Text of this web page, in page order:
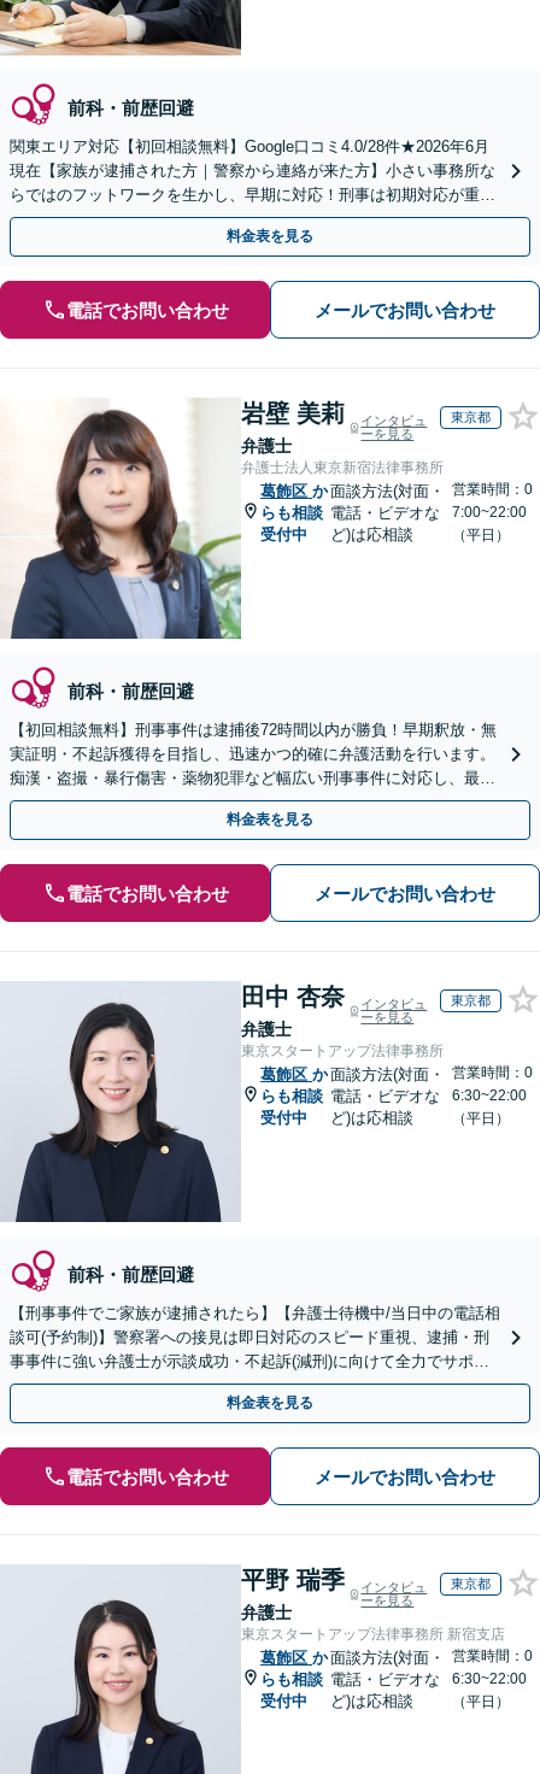
前科・前歴回避
関東エリア対応【初回相談無料】Google口コミ4.0/28件★2026年6月
現在【家族が逮捕された方｜警察から連絡が来た方】小さい事務所な
らではのフットワークを生かし、早期に対応！刑事は初期対応が重要
なため、早めに弁護士にご相談ください
料金表を見る
電話でお問い合わせ メールでお問い合わせ
岩壁 美莉
弁護士
インタビュ
ーを見る
東京都
弁護士法人東京新宿法律事務所
葛飾区 か
らも相談
受付中
面談方法(対面・
電話・ビデオな
ど)は応相談
営業時間：0
7:00~22:00
（平日）
前科・前歴回避
【初回相談無料】刑事事件は逮捕後72時間以内が勝負！早期釈放・無
実証明・不起訴獲得を目指し、迅速かつ的確に弁護活動を行います。
痴漢・盗撮・暴行傷害・薬物犯罪など幅広い刑事事件に対応し、最善
の解決を目指します【都庁前駅直結】【複数拠点あり】
料金表を見る
電話でお問い合わせ メールでお問い合わせ
田中 杏奈
弁護士
インタビュ
ーを見る
東京都
東京スタートアップ法律事務所
葛飾区 か
らも相談
受付中
面談方法(対面・
電話・ビデオな
ど)は応相談
営業時間：0
6:30~22:00
（平日）
前科・前歴回避
【刑事事件でご家族が逮捕されたら】【弁護士待機中/当日中の電話相
談可(予約制)】警察署への接見は即日対応のスピード重視、逮捕・刑
事事件に強い弁護士が示談成功・不起訴(減刑)に向けて全力でサポー
トします。【加害者側の相談専門】
料金表を見る
電話でお問い合わせ メールでお問い合わせ
平野 瑞季
弁護士
インタビュ
ーを見る
東京都
東京スタートアップ法律事務所 新宿支店
葛飾区 か
らも相談
受付中
面談方法(対面・
電話・ビデオな
ど)は応相談
営業時間：0
6:30~22:00
（平日）